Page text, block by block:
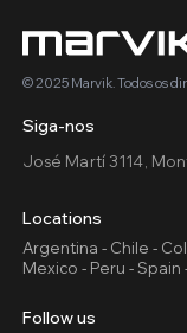
© 2025 Marvik. Todos os
Siga-nos
José Martí 3114,
Locations
Argentina - Chile -
Mexico - Peru -
Follow us